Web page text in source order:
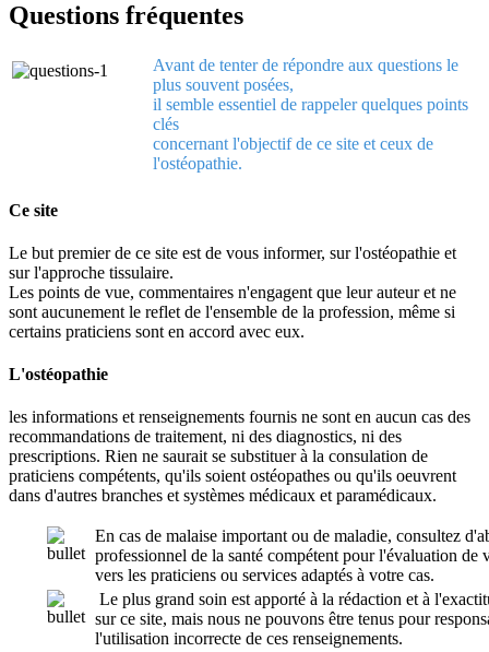
Questions fréquentes
Avant de tenter de répondre aux questions le
plus souvent posées,
il semble essentiel de rappeler quelques points
clés
concernant l'objectif de ce site et ceux de
l'ostéopathie.
Ce site
Le but premier de ce site est de vous informer, sur l'ostéopathie et
sur l'approche tissulaire.
Les points de vue, commentaires n'engagent que leur auteur et ne
sont aucunement le reflet de l'ensemble de la profession, même si
certains praticiens sont en accord avec eux.
L'ostéopathie
les informations et renseignements fournis ne sont en aucun cas des
recommandations de traitement, ni des diagnostics, ni des
prescriptions. Rien ne saurait se substituer à la consulation de
praticiens compétents, qu'ils soient ostéopathes ou qu'ils oeuvrent
dans d'autres branches et systèmes médicaux et paramédicaux.
En cas de malaise important ou de maladie, consultez
professionnel de la santé compétent pour l'évaluation de
vers les praticiens ou services adaptés à votre cas.
Le plus grand soin est apporté à la rédaction et à
sur ce site, mais nous ne pouvons être tenus pour
l'utilisation incorrecte de ces renseignements.